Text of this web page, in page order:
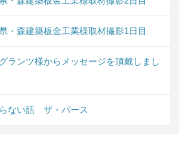
・森建築板金工業様取材撮影1日目
ランツ様からメッセージを頂戴しまし
ない話 ザ・バース